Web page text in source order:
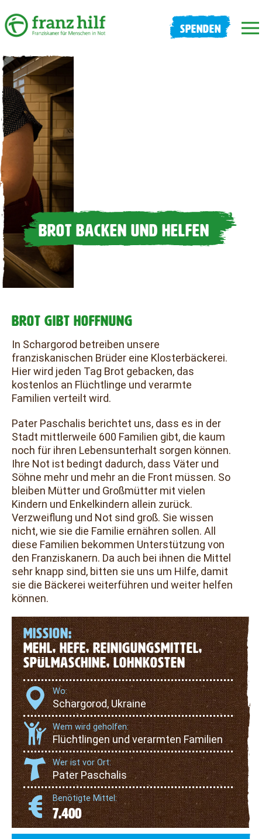
SPENDEN
BROT BACKEN UND HELFEN
BROT GIBT HOFFNUNG
In Schargorod betreiben unsere
franziskanischen Brüder eine Klosterbäckerei.
Hier wird jeden Tag Brot gebacken, das
kostenlos an Flüchtlinge und verarmte
Familien verteilt wird.
Pater Paschalis berichtet uns, dass es in der
Stadt mittlerweile 600 Familien gibt, die kaum
noch für ihren Lebensunterhalt sorgen können.
Ihre Not ist bedingt dadurch, dass Väter und
Söhne mehr und mehr an die Front müssen. So
bleiben Mütter und Großmütter mit vielen
Kindern und Enkelkindern allein zurück.
Verzweiflung und Not sind groß. Sie wissen
nicht, wie sie die Familie ernähren sollen. All
diese Familien bekommen Unterstützung von
den Franziskanern. Da auch bei ihnen die Mittel
sehr knapp sind, bitten sie uns um Hilfe, damit
sie die Bäckerei weiterführen und weiter helfen
können.
MISSION:
MEHL, HEFE, REINIGUNGSMITTEL,
SPÜLMASCHINE, LOHNKOSTEN
Wo:
Schargorod, Ukraine
Wem wird geholfen:
Flüchtlingen und verarmten Familien
Wer ist vor Ort:
Pater Paschalis
Benötigte Mittel:
7.400